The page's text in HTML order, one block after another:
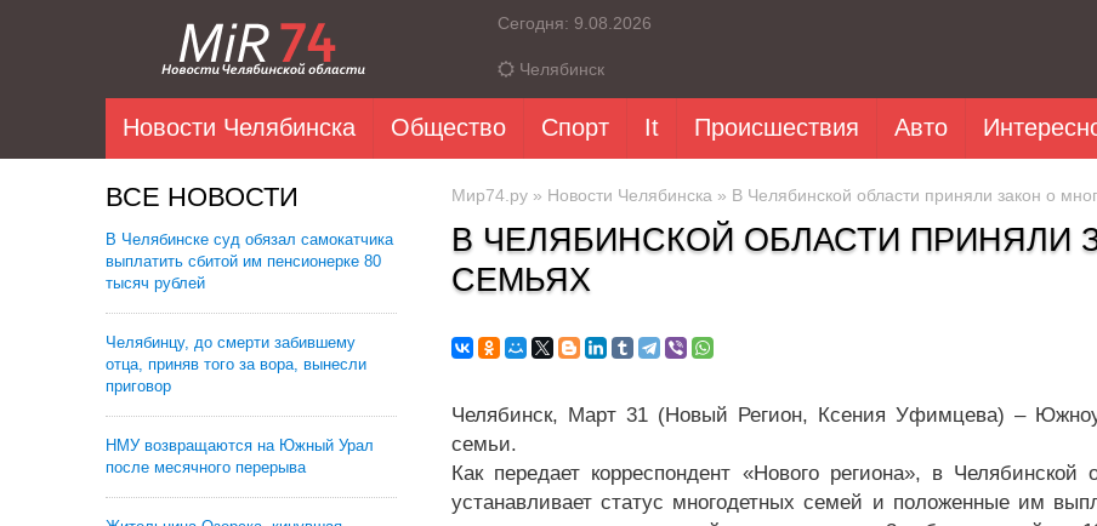
Сегодня: 9.08.2026
Челябинск
Новости Челябинска Общество Спорт It Происшествия Авто
ВСЕ НОВОСТИ
В Челябинске суд обязал самокатчика
выплатить сбитой им пенсионерке 80
тысяч рублей
Челябинцу, до смерти забившему
отца, приняв того за вора, вынесли
приговор
НМУ возвращаются на Южный Урал
после месячного перерыва
Мир74.ру » Новости Челябинска » В Челябинской области приняли закон о
В ЧЕЛЯБИНСКОЙ ОБЛАСТИ ПРИНЯЛИ
СЕМЬЯХ
Челябинск, Март 31 (Новый Регион, Ксения Уфимцева) –
семьи.
Как передает корреспондент «Нового региона», в Челябинской
устанавливает статус многодетных семей и положенные им